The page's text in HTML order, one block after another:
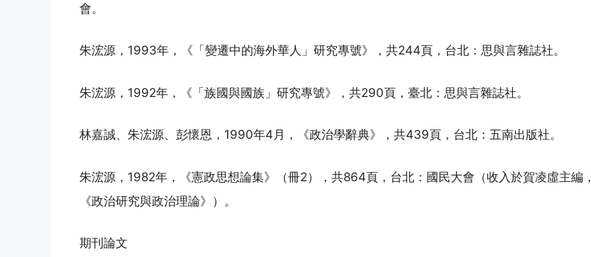
會。
朱浤源，1993年，《「變遷中的海外華人」研究專號》，共244頁，台北：思與言雜誌社。
朱浤源，1992年，《「族國與國族」研究專號》，共290頁，臺北：思與言雜誌社。
林嘉誠、朱浤源、彭懷恩，1990年4月，《政治學辭典》，共439頁，台北：五南出版社。
朱浤源，1982年，《憲政思想論集》（冊2），共864頁，台北：國民大會（收入於賀凌虛主編，
《政治研究與政治理論》）。
期刊論文